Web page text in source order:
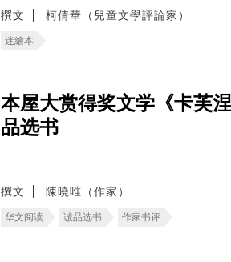
撰文 柯倩華（兒童文學評論家）
迷繪本
本屋大赏得奖文学《卡芙
品选书
撰文 陳曉唯（作家）
华文阅读 诚品选书 作家书评